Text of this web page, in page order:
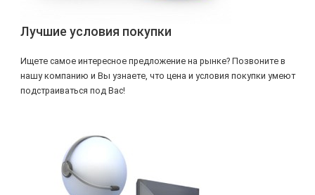
Лучшие условия покупки
Ищете самое интересное предложение на рынке? Позвоните в
нашу компанию и Вы узнаете, что цена и условия покупки умеют
подстраиваться под Вас!